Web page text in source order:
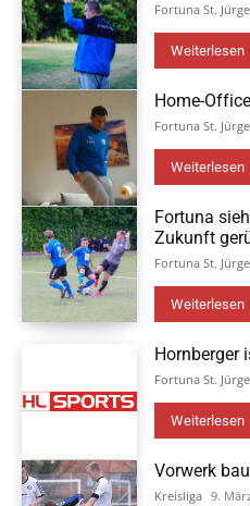
Fortuna St.
Weiterlesen
Home-
Fortuna St.
Weiterlesen
Fortuna
Zukunft
Fortuna St.
Weiterlesen
Hornberger
Fortuna St.
Weiterlesen
Vorwerk
Kreisliga 9.